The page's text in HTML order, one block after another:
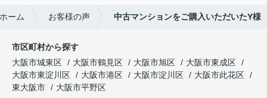
ーム お客様の声 中古マンションをご購入いただいたY様
市区町村から探す
大阪市城東区
大阪市鶴見区 大阪市旭区
大阪市東成区
大阪市東淀川区
大阪市港区 大阪市淀川区
大阪市此花区
東大阪市
大阪市平野区